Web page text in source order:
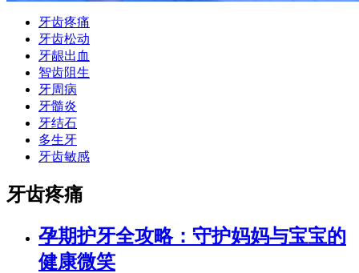
牙齿疼痛
牙齿松动
牙龈出血
智齿阻生
牙周病
牙髓炎
牙结石
多生牙
牙齿敏感
牙齿疼痛
孕期护牙全攻略：守护妈妈与宝宝的
健康微笑